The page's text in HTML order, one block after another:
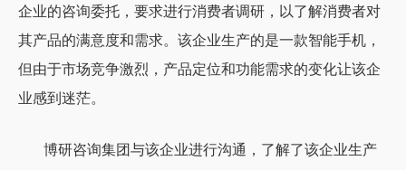
企业的咨询委托，要求进行消费者调研，以了解消费者对
其产品的满意度和需求。该企业生产的是一款智能手机，
但由于市场竞争激烈，产品定位和功能需求的变化让该企
业感到迷茫。
博研咨询集团与该企业进行沟通，了解了该企业生产